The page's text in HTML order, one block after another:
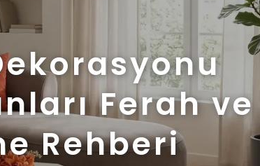
Ferah ve
Rehberi